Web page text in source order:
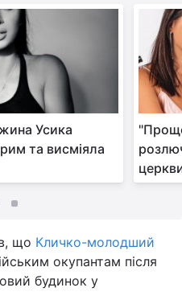
Усика
та висміяла
що Кличко-молодший
окупантам після
будинок у